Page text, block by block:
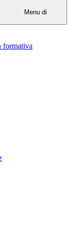
Menu di
formativa